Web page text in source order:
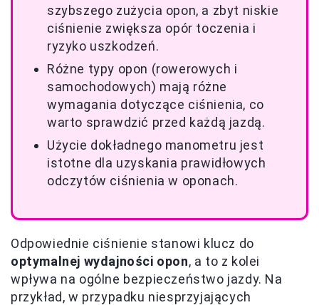
szybszego zużycia opon, a zbyt niskie
ciśnienie zwiększa opór toczenia i
ryzyko uszkodzeń.
Różne typy opon (rowerowych i
samochodowych) mają różne
wymagania dotyczące ciśnienia, co
warto sprawdzić przed każdą jazdą.
Użycie dokładnego manometru jest
istotne dla uzyskania prawidłowych
odczytów ciśnienia w oponach.
Odpowiednie ciśnienie stanowi klucz do
optymalnej wydajności opon, a to z kolei
wpływa na ogólne bezpieczeństwo jazdy. Na
przykład, w przypadku niesprzyjających